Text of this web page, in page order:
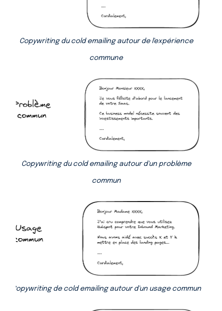
Copywriting du cold emailing autour de l'expérience
commune
Copywriting du cold emailing autour d'un problème
commun
Copywriting de cold emailing autour d'un usage commun